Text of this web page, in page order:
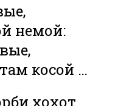
немой:
косой …
хохот